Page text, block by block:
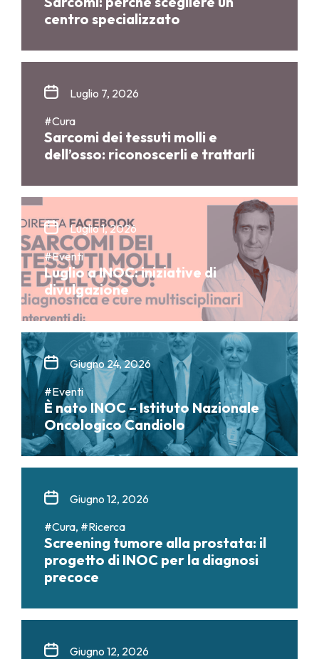
centro specializzato
Luglio 7, 2026
#Cura
Sarcomi dei tessuti molli e
dell’osso: riconoscerli e trattarli
Luglio 1, 2026
#Eventi
Luglio a INOC: iniziative di
divulgazione
Giugno 24, 2026
#Eventi
È nato INOC – Istituto Nazionale
Oncologico Candiolo
Giugno 12, 2026
#Cura, #Ricerca
Screening tumore alla prostata: il
progetto di INOC per la diagnosi
precoce
Giugno 12, 2026